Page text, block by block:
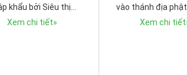
khẩu bởi Siêu thị…
Xem chi tiết»
vào thánh địa
Xem chi tiết